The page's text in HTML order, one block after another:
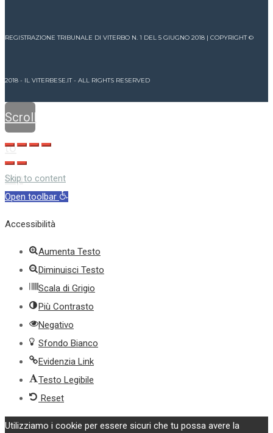
REGISTRAZIONE TRIBUNALE DI VITERBO N. 1 DEL 5 GIUGNO 2018 | COPYRIGHT ©
2018 - IL VITERBESE.IT - ALL RIGHTS RESERVED
Scroll
to
top
Skip to content
Open toolbar
Accessibilità
Aumenta Testo
Diminuisci Testo
Scala di Grigio
Più Contrasto
Negativo
Sfondo Bianco
Evidenzia Link
Testo Legibile
Reset
Utilizziamo i cookie per essere sicuri che tu possa avere la